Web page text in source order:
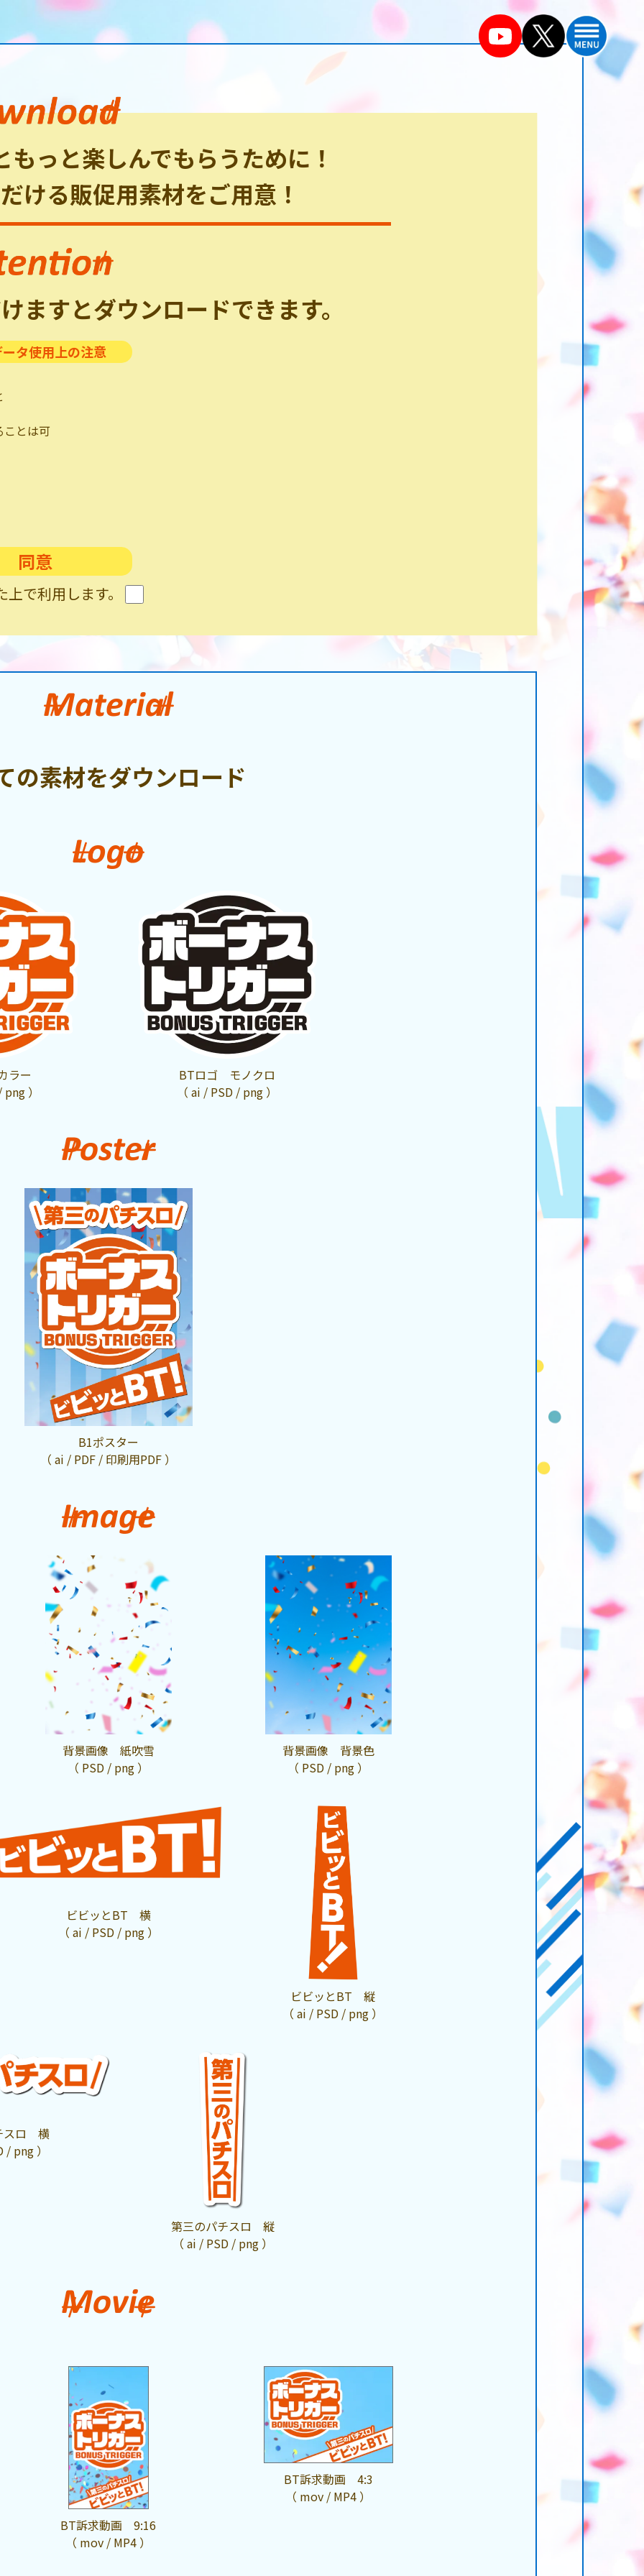
毎月13日はBTの日
っと楽しんでもらうために！
ける販促用素材をご用意！
ますとダウンロードできます。
タ使用上の注意
とは可
同意
で利用します。
の素材をダウンロード
ラー
）
BTロゴ モノクロ
（ ai / PSD / png ）
B1ポスター
（ ai / PDF / 印刷用PDF ）
背景画像 紙吹雪
（ PSD / png ）
背景画像 背景色
（ PSD / png ）
ビビッとBT 横
（ ai / PSD / png ）
ビビッとBT 縦
（ ai / PSD / png ）
スロ 横
png ）
第三のパチスロ 縦
（ ai / PSD / png ）
BT訴求動画 9:16
（ mov / MP4 ）
BT訴求動画 4:3
（ mov / MP4 ）